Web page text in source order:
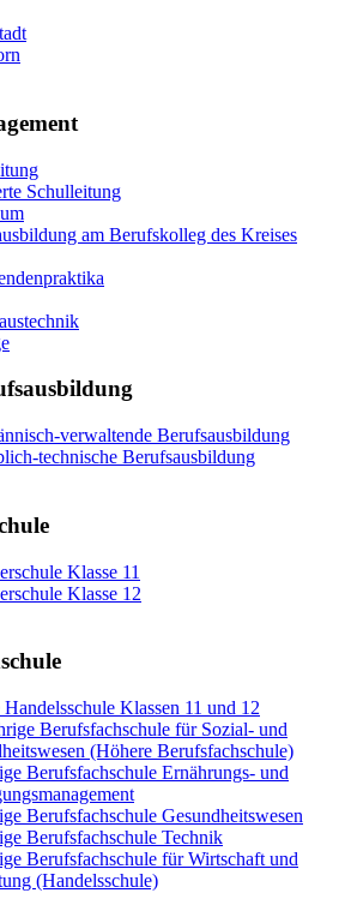
Schulleitung
am Berufskolleg des Kreises
verwaltende Berufsausbildung
technische Berufsausbildung
Klasse 11
Klasse 12
Klassen 11 und 12
Berufsfachschule für Sozial- und
(Höhere Berufsfachschule)
Berufsfachschule Ernährungs- und
Berufsfachschule Gesundheitswesen
Berufsfachschule Technik
Berufsfachschule für Wirtschaft und
(Handelsschule)